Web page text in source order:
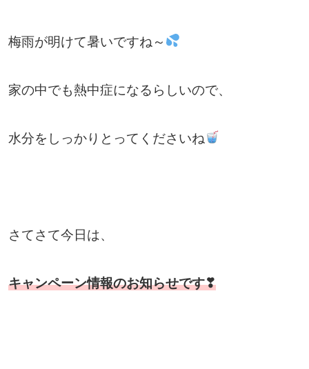
梅雨が明けて暑いですね～
家の中でも熱中症になるらしいので、
水分をしっかりとってくださいね
さてさて今日は、
キャンペーン情報のお知らせです❣